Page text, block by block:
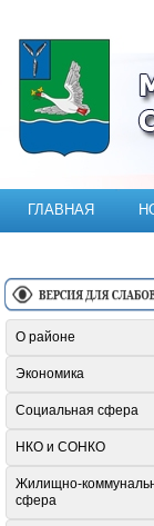
ГЛАВНАЯ
О районе
Экономика
Социальная сфера
НКО и СОНКО
Жилищно-
сфера